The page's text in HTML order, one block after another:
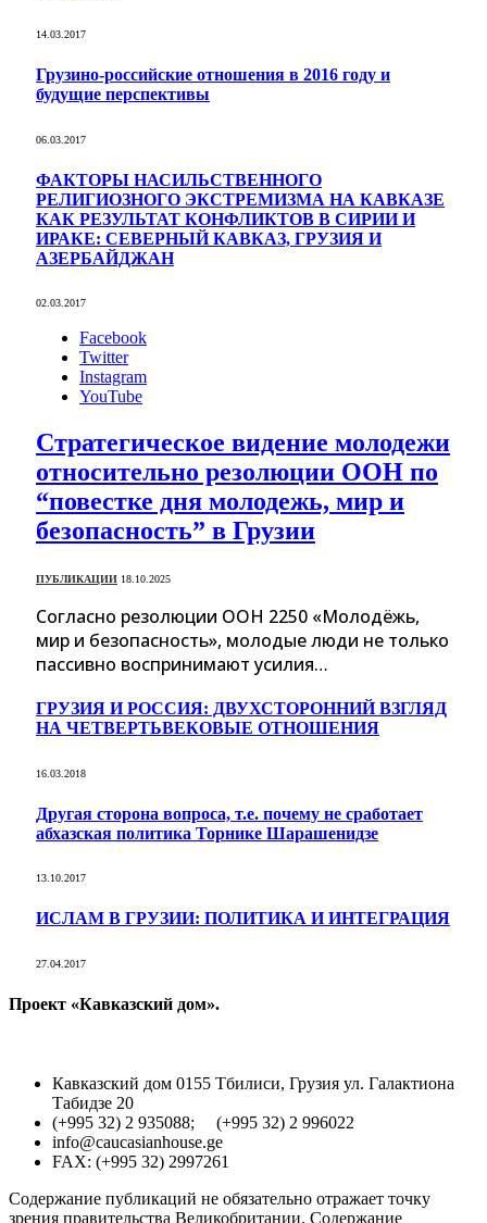
14.03.2017
Грузино-российские отношения в 2016 году и
будущие перспективы
06.03.2017
ФАКТОРЫ НАСИЛЬСТВЕННОГО
РЕЛИГИОЗНОГО ЭКСТРЕМИЗМА НА КАВКАЗЕ
КАК РЕЗУЛЬТАТ КОНФЛИКТОВ В СИРИИ И
ИРАКЕ: СЕВЕРНЫЙ КАВКАЗ, ГРУЗИЯ И
АЗЕРБАЙДЖАН
02.03.2017
Facebook
Twitter
Instagram
YouTube
Стратегическое видение молодежи
относительно резолюции ООН по
“повестке дня молодежь, мир и
безопасность” в Грузии
ПУБЛИКАЦИИ 18.10.2025
Согласно резолюции ООН 2250 «Молодёжь,
мир и безопасность», молодые люди не только
пассивно воспринимают усилия…
ГРУЗИЯ И РОССИЯ: ДВУХСТОРОННИЙ ВЗГЛЯД
НА ЧЕТВЕРТЬВЕКОВЫЕ ОТНОШЕНИЯ
16.03.2018
Другая сторона вопроса, т.е. почему не сработает
абхазская политика Торнике Шарашенидзе
13.10.2017
ИСЛАМ В ГРУЗИИ: ПОЛИТИКА И ИНТЕГРАЦИЯ
27.04.2017
Проект «Кавказский дом».
Кавказский дом 0155 Тбилиси, Грузия ул. Галактиона
Табидзе 20
(+995 32) 2 935088; (+995 32) 2 996022
info@caucasianhouse.ge
FAX: (+995 32) 2997261
Содержание публикаций не обязательно отражает точку
зрения правительства Великобритании. Содержание